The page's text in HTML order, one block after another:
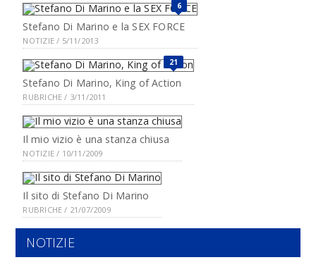
6
Stefano Di Marino e la SEX FORCE
NOTIZIE / 5/11/2013
21
Stefano Di Marino, King of Action
RUBRICHE / 3/11/2011
Il mio vizio è una stanza chiusa
NOTIZIE / 10/11/2009
Il sito di Stefano Di Marino
RUBRICHE / 21/07/2009
NOTIZIE